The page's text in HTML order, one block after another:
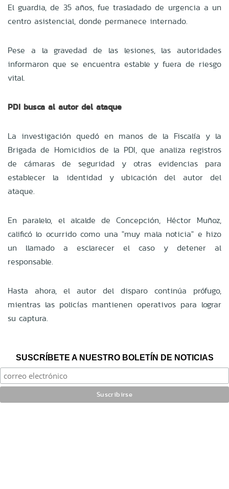
El guardia, de 35 años, fue trasladado de urgencia a un
centro asistencial, donde permanece internado.
Pese a la gravedad de las lesiones, las autoridades
informaron que se encuentra estable y fuera de riesgo
vital.
PDI busca al autor del ataque
La investigación quedó en manos de la Fiscalía y la
Brigada de Homicidios de la PDI, que analiza registros
de cámaras de seguridad y otras evidencias para
establecer la identidad y ubicación del autor del
ataque.
En paralelo, el alcalde de Concepción, Héctor Muñoz,
calificó lo ocurrido como una "muy mala noticia" e hizo
un llamado a esclarecer el caso y detener al
responsable.
Hasta ahora, el autor del disparo continúa prófugo,
mientras las policías mantienen operativos para lograr
su captura.
SUSCRÍBETE A NUESTRO BOLETÍN DE NOTICIAS